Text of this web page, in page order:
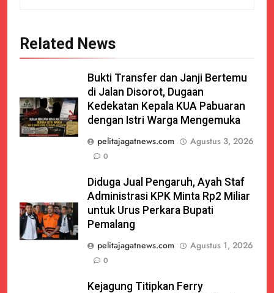
Related News
Bukti Transfer dan Janji Bertemu
di Jalan Disorot, Dugaan
Kedekatan Kepala KUA Pabuaran
dengan Istri Warga Mengemuka
pelitajagatnews.com
Agustus 3, 2026
0
Diduga Jual Pengaruh, Ayah Staf
Administrasi KPK Minta Rp2 Miliar
untuk Urus Perkara Bupati
Pemalang
pelitajagatnews.com
Agustus 1, 2026
0
Kejagung Titipkan Ferry